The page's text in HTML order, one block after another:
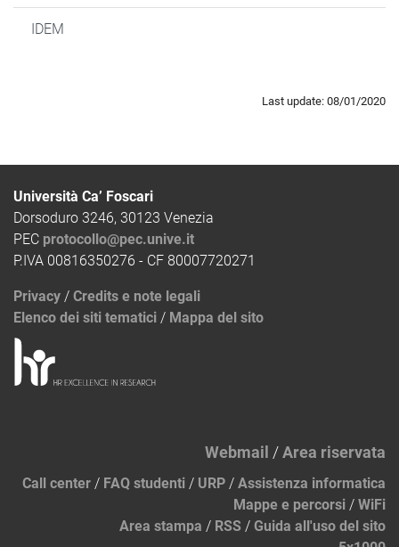
IDEM
Last update: 08/01/2020
Università Ca’ Foscari
Dorsoduro 3246, 30123 Venezia
PEC protocollo@pec.unive.it
P.IVA 00816350276 - CF 80007720271
Privacy / Credits e note legali
Elenco dei siti tematici / Mappa del sito
Webmail /Area riservata
Call center / FAQ studenti / URP / Assistenza informatica
Mappe e percorsi / WiFi
Area stampa / RSS / Guida all'uso del sito